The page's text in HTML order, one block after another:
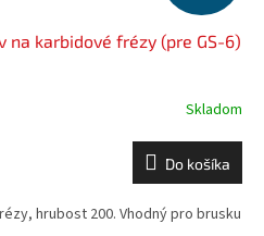
na karbidové frézy (pre GS-6)
Skladom
Do košíka
hrubost 200. Vhodný pro brusku